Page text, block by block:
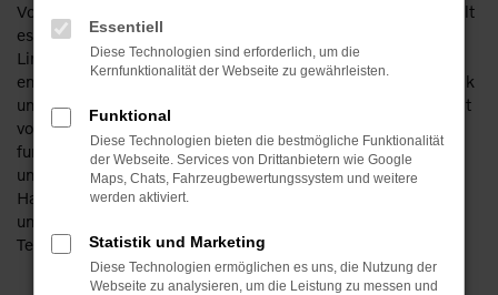
Volvo ist stets ein geeignetes Fahrzeug für Erfurt. Dabei spielt
es noch nicht einmal eine Rolle, ob Sie sich für eien
Limousine, einen geräumigen Kombi oder ein SUV
entscheiden. Der Hersteller punktet durch ausgefeilte Technik
und umweltfreundliche Modelle, die sowohl in der Innenstadt
von Erfurt als auch auf Landstraße und Autobahn perfekt
funktionieren. Wir bei Popp sind Experten für Volvo in Erfurt
und liefern Ihnen Ihr Wunschfahrzeug gerne bis vor die
Haustür. Gerne lassen wir Sie bereits im Vorfeld einsteigen
und ausprobieren und beraten Sie zudem umfassend am
Telefon oder digital.
Essentiell
Diese Technologien sind erforderlich, um die
Kernfunktionalität der Webseite zu gewährleisten.
Funktional
Diese Technologien bieten die bestmögliche Funktionalität
der Webseite. Services von Drittanbietern wie Google
Maps, Chats, Fahrzeugbewertungssystem und weitere
werden aktiviert.
Statistik und Marketing
Diese Technologien ermöglichen es uns, die Nutzung der
Webseite zu analysieren, um die Leistung zu messen und